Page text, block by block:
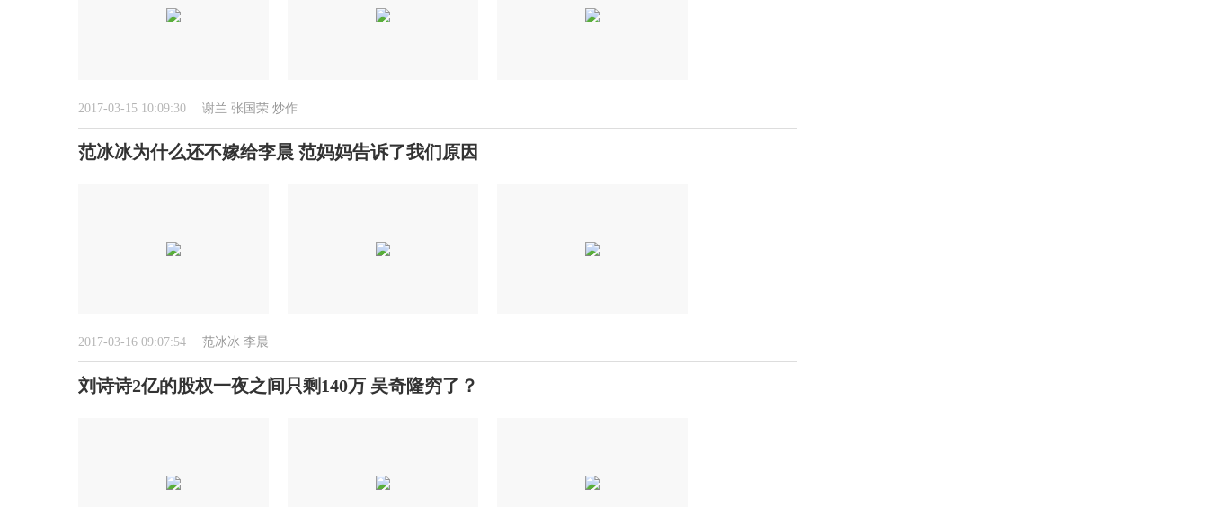
2017-03-15 10:09:30 谢兰 张国荣 炒作
范冰冰为什么还不嫁给李晨 范妈妈告诉了我们原因
2017-03-16 09:07:54 范冰冰 李晨
刘诗诗2亿的股权一夜之间只剩140万 吴奇隆穷了？